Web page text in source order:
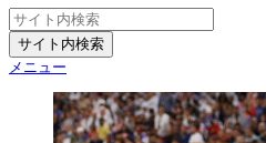
メニュー